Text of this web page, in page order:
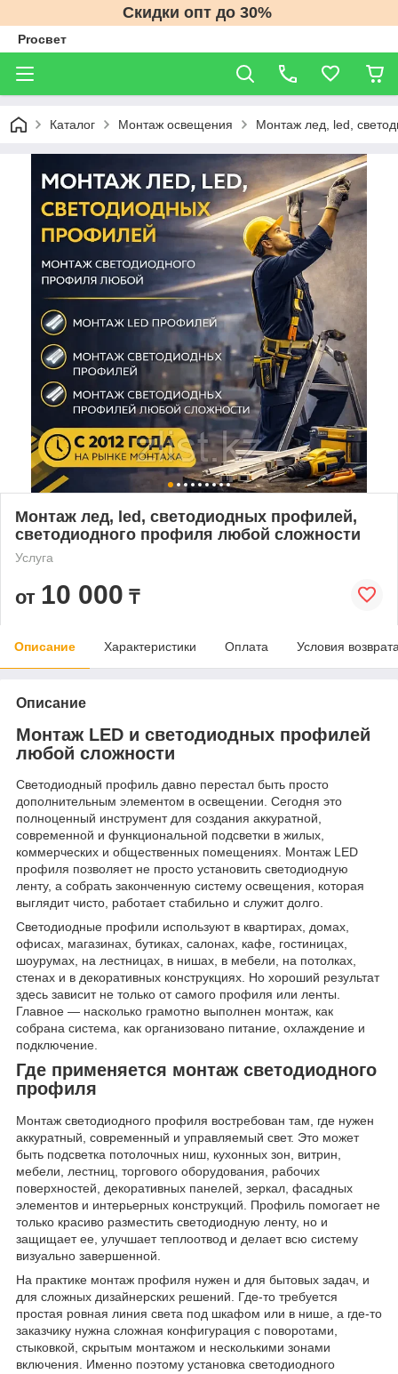
Скидки опт до 30%
Proсвет
Каталог Монтаж освещения Монтаж лед, led,
Монтаж лед, led, светодиодных профилей,
светодиодного профиля любой сложности
Услуга
от 10 000 ₸
Описание Характеристики Оплата Условия
Описание
Монтаж LED и светодиодных профилей
любой сложности
Светодиодный профиль давно перестал быть просто
дополнительным элементом в освещении. Сегодня это
полноценный инструмент для создания аккуратной,
современной и функциональной подсветки в жилых,
коммерческих и общественных помещениях. Монтаж LED
профиля позволяет не просто установить светодиодную
ленту, а собрать законченную систему освещения, которая
выглядит чисто, работает стабильно и служит долго.
Светодиодные профили используют в квартирах, домах,
офисах, магазинах, бутиках, салонах, кафе, гостиницах,
шоурумах, на лестницах, в нишах, в мебели, на потолках,
стенах и в декоративных конструкциях. Но хороший результат
здесь зависит не только от самого профиля или ленты.
Главное — насколько грамотно выполнен монтаж, как
собрана система, как организовано питание, охлаждение и
подключение.
Где применяется монтаж светодиодного
профиля
Монтаж светодиодного профиля востребован там, где нужен
аккуратный, современный и управляемый свет. Это может
быть подсветка потолочных ниш, кухонных зон, витрин,
мебели, лестниц, торгового оборудования, рабочих
поверхностей, декоративных панелей, зеркал, фасадных
элементов и интерьерных конструкций. Профиль помогает не
только красиво разместить светодиодную ленту, но и
защищает ее, улучшает теплоотвод и делает всю систему
визуально завершенной.
На практике монтаж профиля нужен и для бытовых задач, и
для сложных дизайнерских решений. Где-то требуется
простая ровная линия света под шкафом или в нише, а где-то
заказчику нужна сложная конфигурация с поворотами,
стыковкой, скрытым монтажом и несколькими зонами
включения. Именно поэтому установка светодиодного